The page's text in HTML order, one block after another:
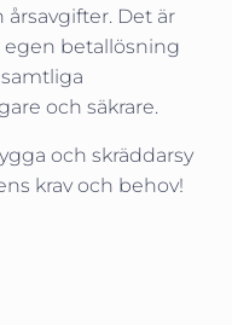
Det är
egen betallösning
och säkrare.
och skräddarsy
krav och behov!